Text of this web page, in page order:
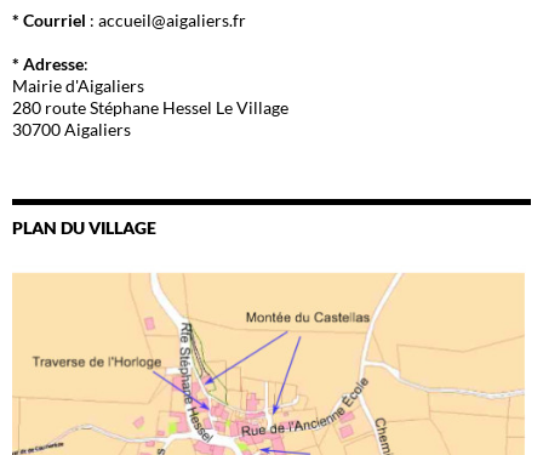
* Courriel : accueil@aigaliers.fr
* Adresse:
Mairie d'Aigaliers
280 route Stéphane Hessel Le Village
30700 Aigaliers
PLAN DU VILLAGE